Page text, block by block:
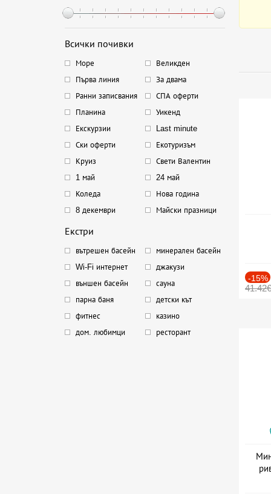
Всички почивки
Море
Великден
Първа линия
За двама
Ранни записвания
СПА оферти
Планина
Уикенд
Екскурзии
Last minute
Ски оферти
Екотуризъм
Круиз
Свети Валентин
1 май
24 май
Коледа
Нова година
8 декември
Майски празници
Екстри
вътрешен басейн
минерален басейн
Wi-Fi интернет
джакузи
външен басейн
сауна
парна баня
детски кът
фитнес
казино
дом. любимци
ресторант
-15%
41.42€